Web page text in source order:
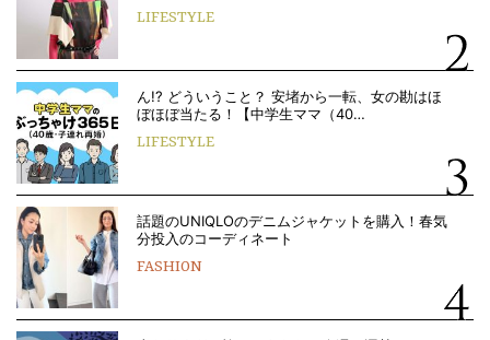
LIFESTYLE
ん!? どういうこと？ 安堵から一転、女の勘はほ
ぼほぼ当たる！【中学生ママ（40…
LIFESTYLE
話題のUNIQLOのデニムジャケットを購入！春気
分投入のコーディネート
FASHION